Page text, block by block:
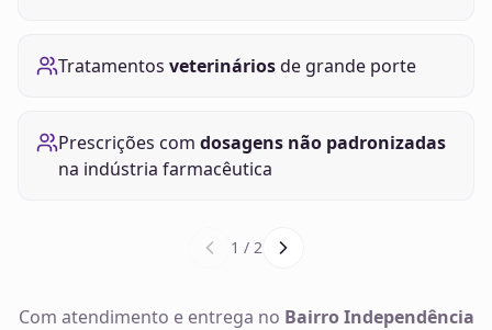
Tratamentos veterináriosde grande porte
Prescrições com dosagens não padronizadas
na indústria farmacêutica
1 / 2
Com atendimento e entrega no Bairro Independência